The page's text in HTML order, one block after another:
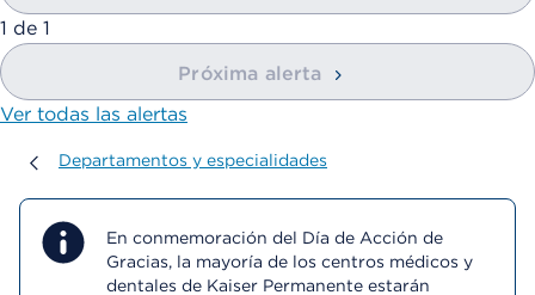
mostrando
1 de 1
Próxima alerta
Ver todas las alertas
Departamentos y especialidades
Departamentos y especialidades
En conmemoración del Día de Acción de
Gracias, la mayoría de los centros médicos y
dentales de Kaiser Permanente estarán